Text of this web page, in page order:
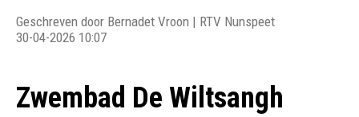
Geschreven door Bernadet Vroon | RTV Nunspeet
30-04-2026 10:07
Zwembad De Wiltsangh